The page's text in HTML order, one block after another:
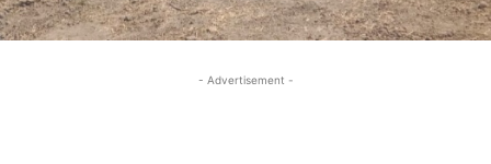
- Advertisement -